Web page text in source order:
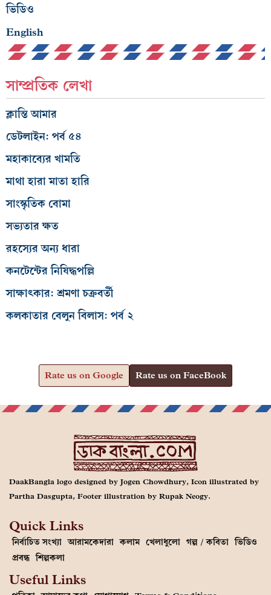
ভিডিও
English
সাম্প্রতিক লেখা
ক্লান্তি আমার
ডেটলাইন: পর্ব ৫৪
মহাকাব্যের খামতি
মাথা হারা মাতা হারি
সাংস্কৃতিক বোমা
সভ্যতার ক্ষত
রহস্যের অন্য ধারা
কনটেন্টের নিষিদ্ধপল্লি
সাক্ষাৎকার: শ্রমণা চক্রবর্তী
কলকাতার বেলুন বিলাস: পর্ব ২
Rate us on Google Rate us on FaceBook
DaakBangla logo designed by Jogen Chowdhury, Icon illustrated by
Partha Dasgupta, Footer illustration by Rupak Neogy.
Quick Links
নির্বাচিত সংখ্যা আরামকেদারা কলাম খেলাধুলো গল্প / কবিতা ভিডিও
প্রবন্ধ শিল্পকলা
Useful Links